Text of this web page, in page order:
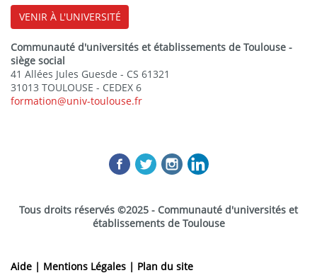
VENIR À L'UNIVERSITÉ
Communauté d'universités et établissements de Toulouse -
siège social
41 Allées Jules Guesde - CS 61321
31013 TOULOUSE - CEDEX 6
formation@univ-toulouse.fr
Tous droits réservés ©2025 - Communauté d'universités et
établissements de Toulouse
Aide | Mentions Légales | Plan du site